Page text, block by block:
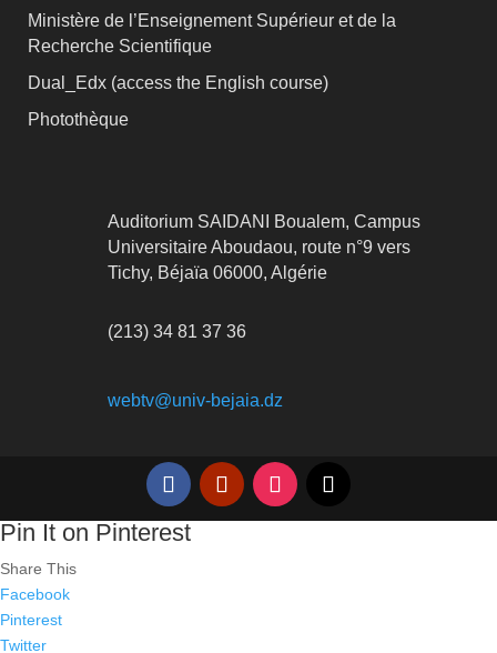
Ministère de l’Enseignement Supérieur et de la
Recherche Scientifique
Dual_Edx (access the English course)
Photothèque
Auditorium SAIDANI Boualem, Campus
Universitaire Aboudaou, route n°9 vers
Tichy, Béjaïa 06000, Algérie
(213) 34 81 37 36
webtv@univ-bejaia.dz
Pin It on Pinterest
Share This
Facebook
Pinterest
Twitter